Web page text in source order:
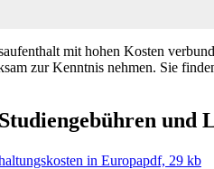
mit hohen Kosten
zur Kenntnis nehmen. Sie
und
in Europapdf, 29 kb